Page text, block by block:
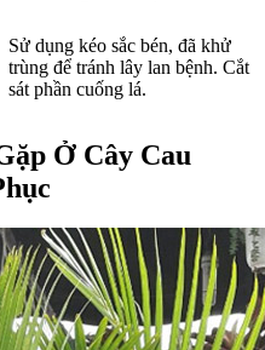
Sử dụng kéo sắc bén, đã khử
trùng để tránh lây lan bệnh. Cắt
sát phần cuống lá.
Ở Cây Cau